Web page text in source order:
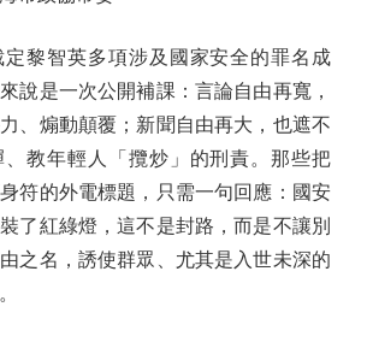
智英多項涉及國家安全的罪名成
說是一次公開補課：言論自由再寬，
、煽動顛覆；新聞自由再大，也遮不
教年輕人「攬炒」的刑責。那些把
身符的外電標題，只需一句回應：國安
了紅綠燈，這不是封路，而是不讓別
之名，誘使群眾、尤其是入世未深的